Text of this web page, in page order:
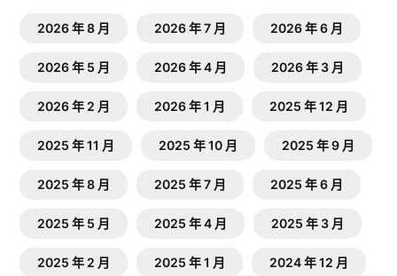
2026 年 8 月 2026 年 7 月 2026 年 6 月
2026 年 5 月 2026 年 4 月 2026 年 3 月
2026 年 2 月 2026 年 1 月 2025 年 12 月
2025 年 11 月 2025 年 10 月 2025 年 9 月
2025 年 8 月 2025 年 7 月 2025 年 6 月
2025 年 5 月 2025 年 4 月 2025 年 3 月
2025 年 2 月 2025 年 1 月 2024 年 12 月